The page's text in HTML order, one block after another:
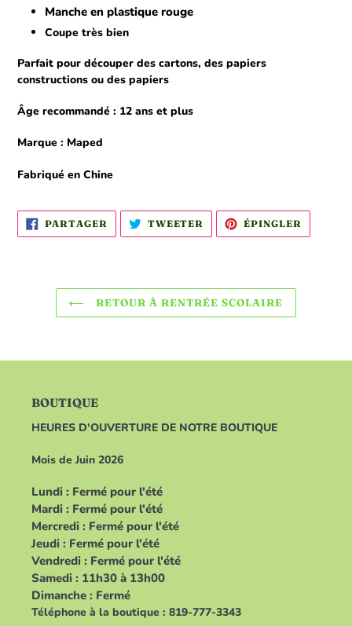
Manche en plastique rouge
Coupe très bien
Parfait pour découper des cartons, des papiers
constructions ou des papiers
Âge recommandé : 12 ans et plus
Marque : Maped
Fabriqué en Chine
PARTAGER PARTAGER
SUR
FACEBOOK
TWEETER TWEETER
SUR
TWITTER
ÉPINGLER
RETOUR À RENTRÉE SCOLAIRE
BOUTIQUE
HEURES D'OUVERTURE DE NOTRE BOUTIQUE
Mois de Juin 2026
Lundi : Fermé pour l'été
Mardi : Fermé pour l'été
Mercredi : Fermé pour l'été
Jeudi : Fermé pour l'été
Vendredi : Fermé pour l'été
Samedi : 11h30 à 13h00
Dimanche : Fermé
Téléphone à la boutique : 819-777-3343